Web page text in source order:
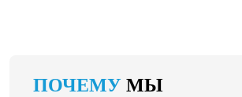
ПОЧЕМУ МЫ